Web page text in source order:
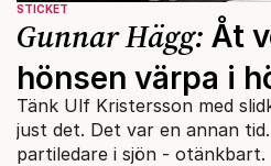
STICKET
Gunnar Hägg: Åt
hönsen värpa i
Tänk Ulf Kristersson med
just det. Det var en annan
partiledare i sjön - otänkbart.